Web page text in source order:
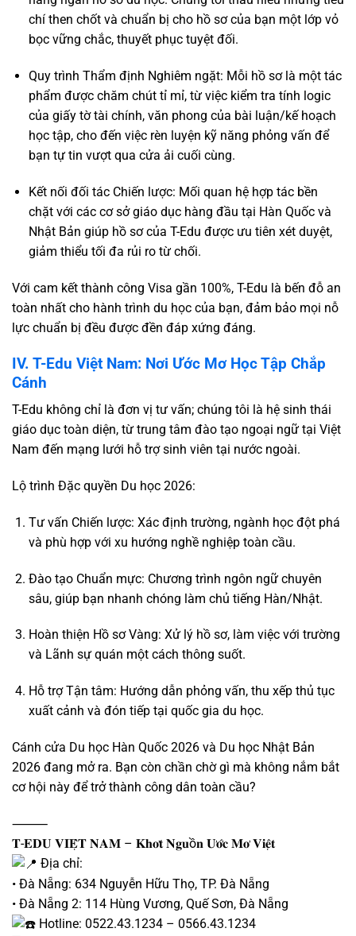
chí then chốt và chuẩn bị cho hồ sơ của bạn một lớp vỏ
bọc vững chắc, thuyết phục tuyệt đối.
Quy trình Thẩm định Nghiêm ngặt: Mỗi hồ sơ là một tác
phẩm được chăm chút tỉ mỉ, từ việc kiểm tra tính logic
của giấy tờ tài chính, văn phong của bài luận/kế hoạch
học tập, cho đến việc rèn luyện kỹ năng phỏng vấn để
bạn tự tin vượt qua cửa ải cuối cùng.
Kết nối đối tác Chiến lược: Mối quan hệ hợp tác bền
chặt với các cơ sở giáo dục hàng đầu tại Hàn Quốc và
Nhật Bản giúp hồ sơ của T-Edu được ưu tiên xét duyệt,
giảm thiểu tối đa rủi ro từ chối.
Với cam kết thành công Visa gần 100%, T-Edu là bến đỗ an
toàn nhất cho hành trình du học của bạn, đảm bảo mọi nỗ
lực chuẩn bị đều được đền đáp xứng đáng.
IV. T-Edu Việt Nam: Nơi Ước Mơ Học Tập Chắp
Cánh
T-Edu không chỉ là đơn vị tư vấn; chúng tôi là hệ sinh thái
giáo dục toàn diện, từ trung tâm đào tạo ngoại ngữ tại Việt
Nam đến mạng lưới hỗ trợ sinh viên tại nước ngoài.
Lộ trình Đặc quyền Du học 2026:
Tư vấn Chiến lược: Xác định trường, ngành học đột phá
và phù hợp với xu hướng nghề nghiệp toàn cầu.
Đào tạo Chuẩn mực: Chương trình ngôn ngữ chuyên
sâu, giúp bạn nhanh chóng làm chủ tiếng Hàn/Nhật.
Hoàn thiện Hồ sơ Vàng: Xử lý hồ sơ, làm việc với trường
và Lãnh sự quán một cách thông suốt.
Hỗ trợ Tận tâm: Hướng dẫn phỏng vấn, thu xếp thủ tục
xuất cảnh và đón tiếp tại quốc gia du học.
Cánh cửa Du học Hàn Quốc 2026 và Du học Nhật Bản
2026 đang mở ra. Bạn còn chần chờ gì mà không nắm bắt
cơ hội này để trở thành công dân toàn cầu?
⸻
𝐓-𝐄𝐃𝐔 𝐕𝐈𝐄̣̂𝐓 𝐍𝐀𝐌 – 𝐊𝐡𝐨̛𝐭 𝐍𝐠𝐮ồ𝐧 𝐔̛𝐨̛́𝐜 𝐌𝐨̛ 𝐕𝐢𝐞̣̂𝐭
Địa chỉ:
• Đà Nẵng: 634 Nguyễn Hữu Thọ, TP. Đà Nẵng
• Đà Nẵng 2: 114 Hùng Vương, Quế Sơn, Đà Nẵng
Hotline: 0522.43.1234 – 0566.43.1234